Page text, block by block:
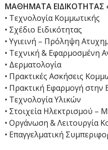
ΜΑΘΗΜΑΤΑ ΕΙΔΙΚΟΤΗΤΑΣ
• Τεχνολογία Κομμωτικής
• Σχέδιο Ειδικότητας
• Υγιεινή – Πρόληψη
• Τεχνική & Εφαρμοσμένη
• Δερματολογία
• Πρακτικές Ασκήσεις
• Πρακτική Εφαρμογή στην
• Τεχνολογία Υλικών
• Στοιχεία Ηλεκτρισμού
• Οργάνωση & Λειτουργία
• Επαγγελματική